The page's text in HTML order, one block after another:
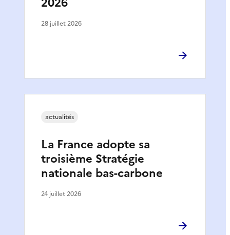
28 juillet 2026
La France adopte sa
troisième Stratégie
nationale bas-carbone
actualités
24 juillet 2026